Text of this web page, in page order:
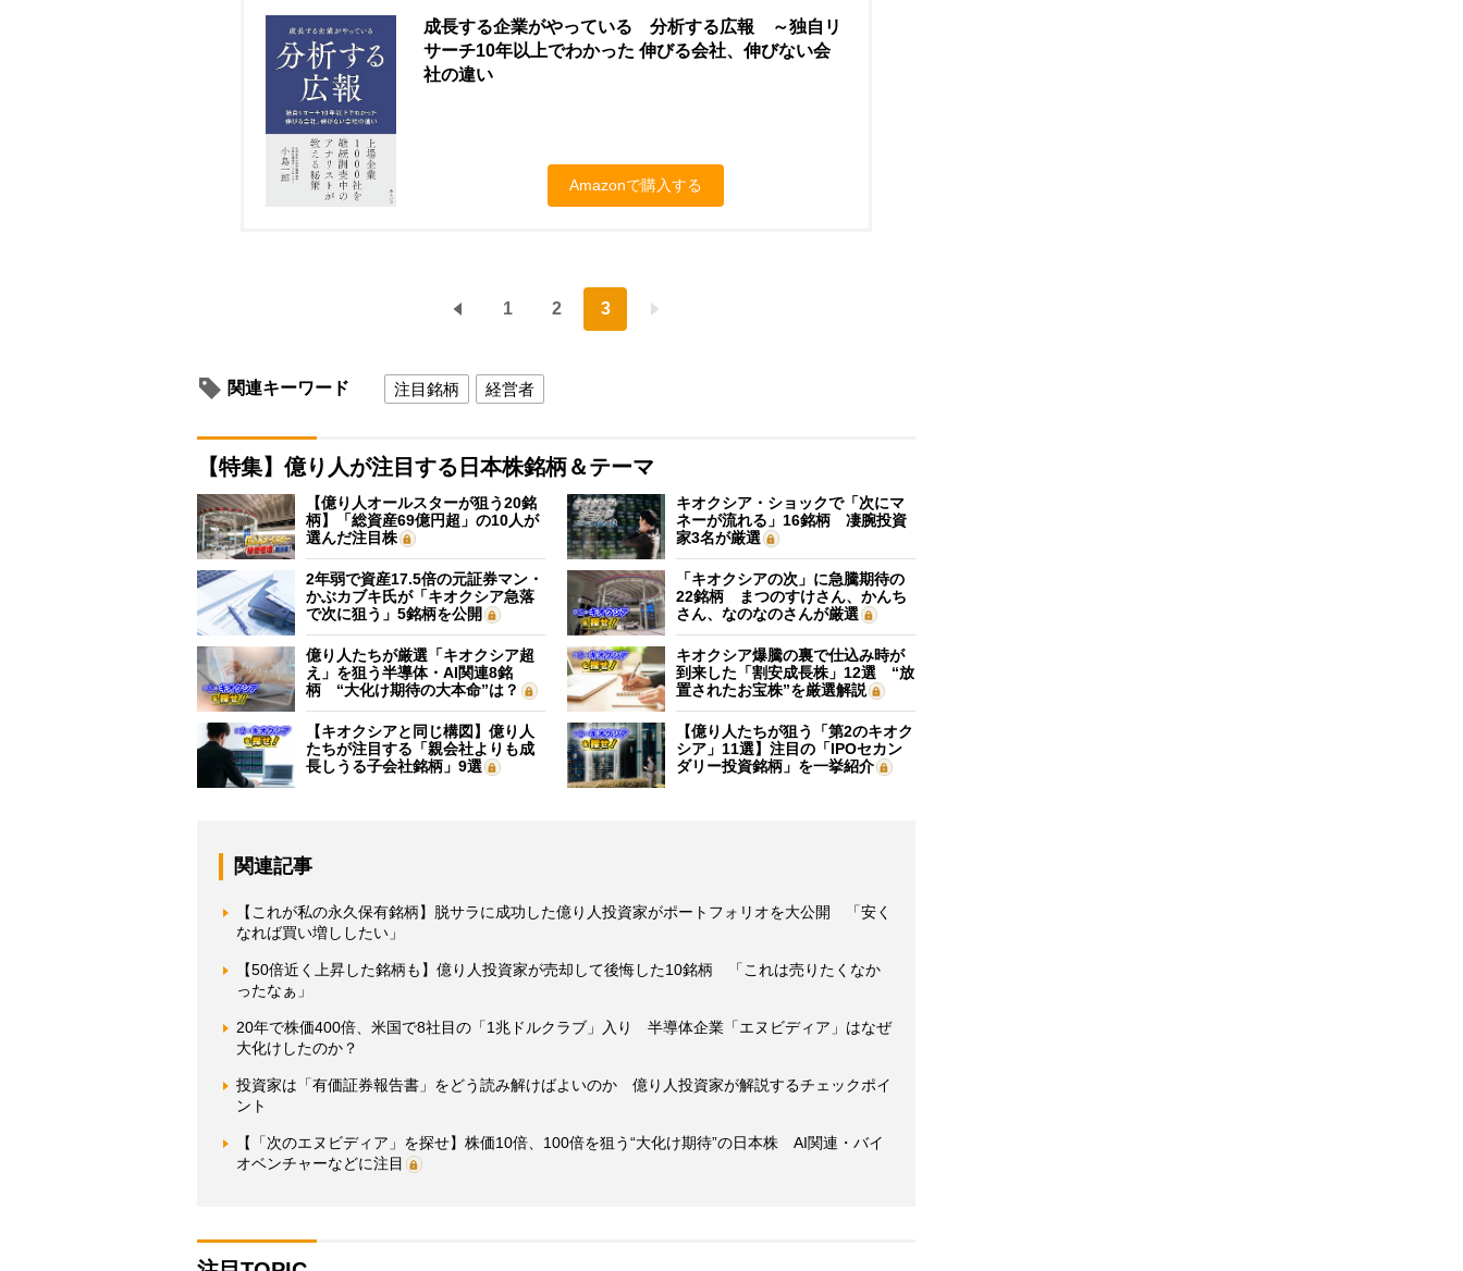
成長する企業がやっている 分析する広報 ～独自リ
サーチ10年以上でわかった 伸びる会社、伸びない会
社の違い
Amazonで購入する
1 2 3
関連キーワード 注目銘柄 経営者
【特集】億り人が注目する日本株銘柄＆テーマ
【億り人オールスターが狙う20銘
柄】「総資産69億円超」の10人が
選んだ注目株
キオクシア・ショックで「次にマ
ネーが流れる」16銘柄 凄腕投資
家3名が厳選
2年弱で資産17.5倍の元証券マン・
かぶカブキ氏が「キオクシア急落
で次に狙う」5銘柄を公開
「キオクシアの次」に急騰期待の
22銘柄 まつのすけさん、かんち
さん、なのなのさんが厳選
億り人たちが厳選「キオクシア超
え」を狙う半導体・AI関連8銘
柄 “大化け期待の大本命”は？
キオクシア爆騰の裏で仕込み時が
到来した「割安成長株」12選 “放
置されたお宝株”を厳選解説
【キオクシアと同じ構図】億り人
たちが注目する「親会社よりも成
長しうる子会社銘柄」9選
【億り人たちが狙う「第2のキオク
シア」11選】注目の「IPOセカン
ダリー投資銘柄」を一挙紹介
関連記事
【これが私の永久保有銘柄】脱サラに成功した億り人投資家がポートフォリオを大公開 「安く
なれば買い増ししたい」
【50倍近く上昇した銘柄も】億り人投資家が売却して後悔した10銘柄 「これは売りたくなか
ったなぁ」
20年で株価400倍、米国で8社目の「1兆ドルクラブ」入り 半導体企業「エヌビディア」はなぜ
大化けしたのか？
投資家は「有価証券報告書」をどう読み解けばよいのか 億り人投資家が解説するチェックポイ
ント
【「次のエヌビディア」を探せ】株価10倍、100倍を狙う“大化け期待”の日本株 AI関連・バイ
オベンチャーなどに注目